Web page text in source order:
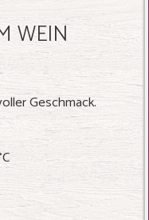
WEIN
Geschmack.